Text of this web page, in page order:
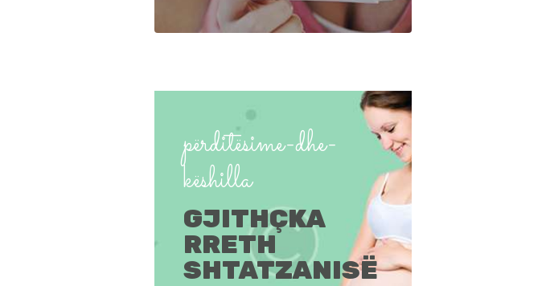
përditësime-dhe-
këshilla
GJITHÇKA
RRETH
SHTATZANISË